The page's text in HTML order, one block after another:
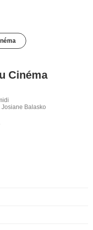
Cinéma
Balasko